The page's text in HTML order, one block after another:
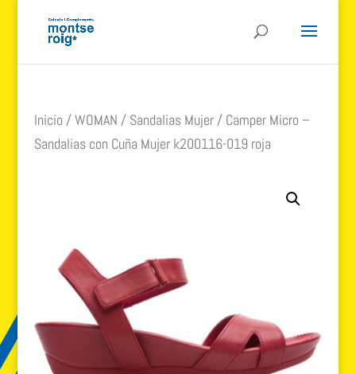
Inicio /WOMAN / Sandalias Mujer/ Camper Micro –
Sandalias con Cuña Mujer k200116-019 roja